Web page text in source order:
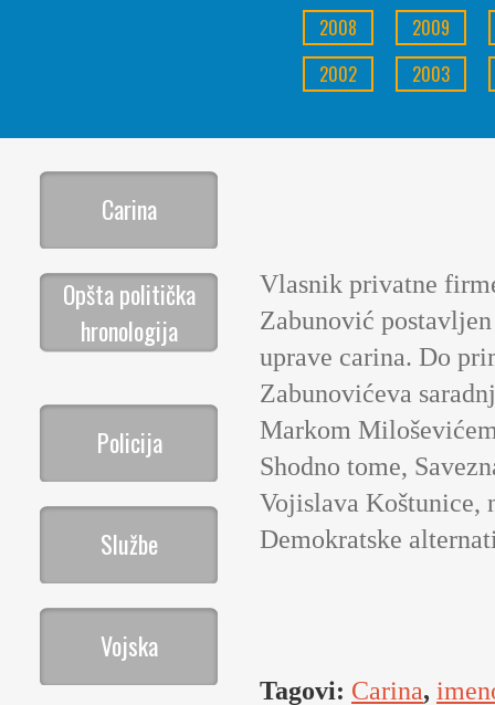
2009
2008
2003
2002
Carina
Opšta politička
hronologija
Policija
Službe
Vojska
Vlasnik privatne
Zabunović
uprave carina. Do
Zabunovićeva
Markom
Shodno tome,
Vojislava Koštunice,
Demokratske
Tagovi: Carina,